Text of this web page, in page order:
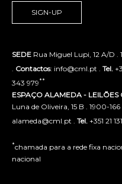
SIGN-UP
SEDE Rua Miguel Lupi, 12 A/D
Contactos: info@cml.pt . Tel.
343 979**
ESPAÇO ALAMEDA -
Luna de Oliveira, 15 B . 1900-
alameda@cml.pt . Tel. +351 21
*chamada para a rede fixa
nacional